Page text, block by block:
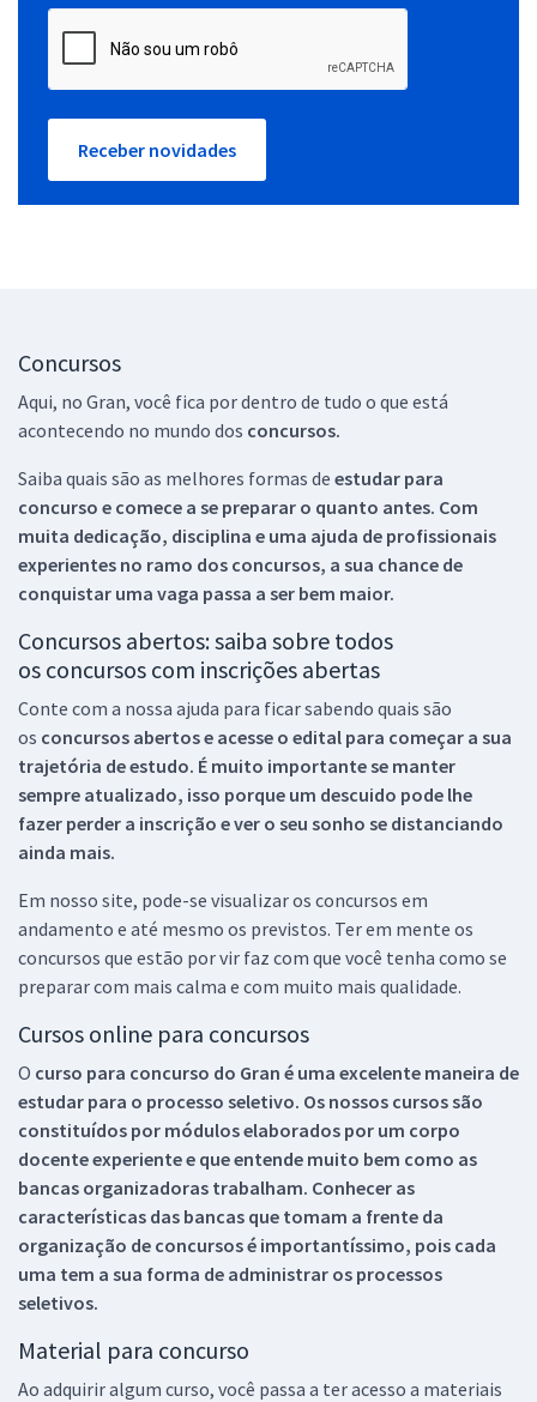
Receber novidades
Concursos
Aqui, no Gran, você fica por dentro de tudo o que está
acontecendo no mundo dos concursos.
Saiba quais são as melhores formas de estudar para
concurso e comece a se preparar o quanto antes. Com
muita dedicação, disciplina e uma ajuda de profissionais
experientes no ramo dos concursos, a sua chance de
conquistar uma vaga passa a ser bem maior.
Concursos abertos: saiba sobre todos
os concursos com inscrições abertas
Conte com a nossa ajuda para ficar sabendo quais são
os concursos abertos e acesse o edital para começar a sua
trajetória de estudo. É muito importante se manter
sempre atualizado, isso porque um descuido pode lhe
fazer perder a inscrição e ver o seu sonho se distanciando
ainda mais.
Em nosso site, pode-se visualizar os concursos em
andamento e até mesmo os previstos. Ter em mente os
concursos que estão por vir faz com que você tenha como se
preparar com mais calma e com muito mais qualidade.
Cursos online para concursos
O curso para concurso do Gran é uma excelente maneira de
estudar para o processo seletivo. Os nossos cursos são
constituídos por módulos elaborados por um corpo
docente experiente e que entende muito bem como as
bancas organizadoras trabalham. Conhecer as
características das bancas que tomam a frente da
organização de concursos é importantíssimo, pois cada
uma tem a sua forma de administrar os processos
seletivos.
Material para concurso
Ao adquirir algum curso, você passa a ter acesso a materiais